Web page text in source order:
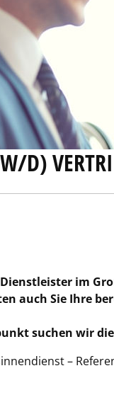
D)
im
auch Sie Ihre
suchen wir
–